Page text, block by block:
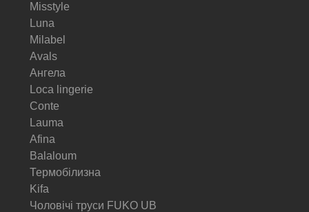
Misstyle
Luna
Milabel
Avals
Ангела
Loca lingerie
Conte
Lauma
Afina
Balaloum
Термобілизна
Kifa
Чоловічі труси FUKO UB